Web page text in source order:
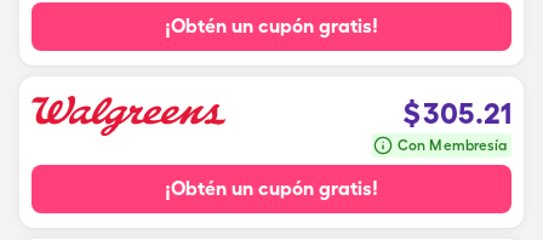
¡Obtén un cupón gratis!
$305.21
Con Membresía
¡Obtén un cupón gratis!